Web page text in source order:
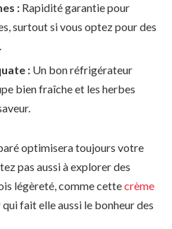
: Rapidité garantie pour
surtout si vous optez pour des
: Un bon réfrigérateur
bien fraîche et les herbes
optimisera toujours votre
pas aussi à explorer des
légèreté, comme cettecrème
qui fait elle aussi le bonheur des